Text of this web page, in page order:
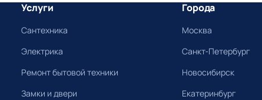
Услуги
Сантехника
Электрика
Ремонт бытовой техники
Замки и двери
Города
Москва
Санкт-Петербург
Новосибирск
Екатеринбург